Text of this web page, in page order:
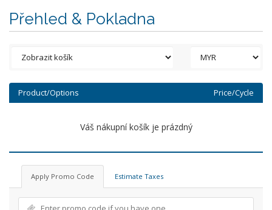
Přehled & Pokladna
Product/Options Price/Cycle
Váš nákupní košík je prázdný
Apply Promo Code Estimate Taxes